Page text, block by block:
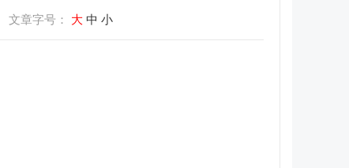
文章字号： 大 中 小